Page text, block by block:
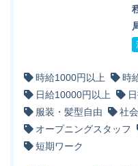
時給1000円以上
時
日給10000円以上
服装・髪型自由
社
オープニングスタッフ
短期ワーク